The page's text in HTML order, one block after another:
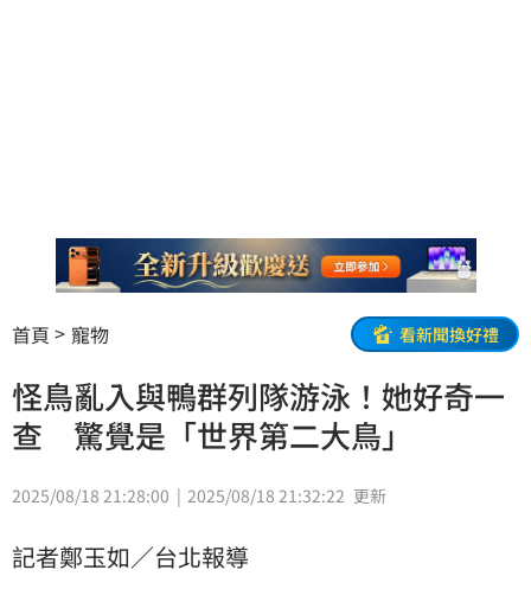
首頁 寵物 看新聞換好禮
怪鳥亂入與鴨群列隊游泳！她好奇一
查 驚覺是「世界第二大鳥」
2025/08/18 21:28:00 2025/08/18 21:32:22 更新
記者鄭玉如／台北報導